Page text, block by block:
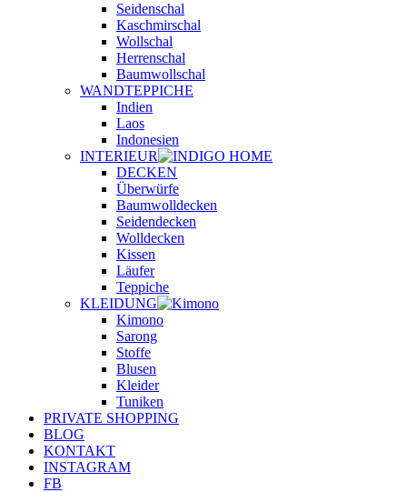
Seidenschal
Kaschmirschal
Wollschal
Herrenschal
Baumwollschal
WANDTEPPICHE
Indien
Laos
Indonesien
INTERIEUR
DECKEN
Überwürfe
Baumwolldecken
Seidendecken
Wolldecken
Kissen
Läufer
Teppiche
KLEIDUNG
Kimono
Sarong
Stoffe
Blusen
Kleider
Tuniken
PRIVATE SHOPPING
BLOG
KONTAKT
INSTAGRAM
FB